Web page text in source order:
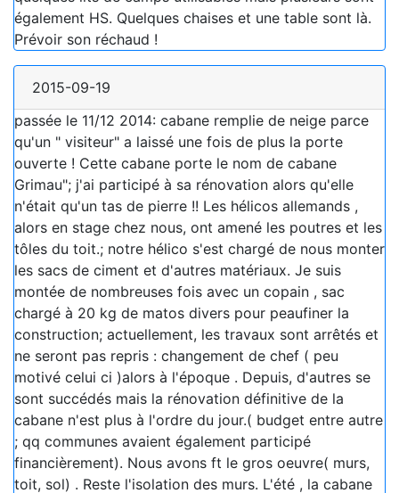
également HS. Quelques chaises et une table sont là.
Prévoir son réchaud !
2015-09-19
passée le 11/12 2014: cabane remplie de neige parce
qu'un " visiteur" a laissé une fois de plus la porte
ouverte ! Cette cabane porte le nom de cabane
Grimau"; j'ai participé à sa rénovation alors qu'elle
n'était qu'un tas de pierre !! Les hélicos allemands ,
alors en stage chez nous, ont amené les poutres et les
tôles du toit.; notre hélico s'est chargé de nous monter
les sacs de ciment et d'autres matériaux. Je suis
montée de nombreuses fois avec un copain , sac
chargé à 20 kg de matos divers pour peaufiner la
construction; actuellement, les travaux sont arrêtés et
ne seront pas repris : changement de chef ( peu
motivé celui ci )alors à l'époque . Depuis, d'autres se
sont succédés mais la rénovation définitive de la
cabane n'est plus à l'ordre du jour.( budget entre autre
; qq communes avaient également participé
financièrement). Nous avons ft le gros oeuvre( murs,
toit, sol) . Reste l'isolation des murs. L'été , la cabane